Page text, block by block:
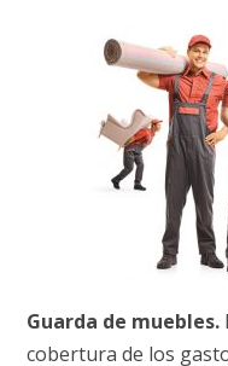
Guarda de muebles.
cobertura de los